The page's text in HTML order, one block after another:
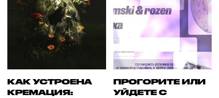
КАК УСТРОЕНА
КРЕМАЦИЯ:
ПРОГОРИТЕ ИЛИ
УЙДЕТЕ С